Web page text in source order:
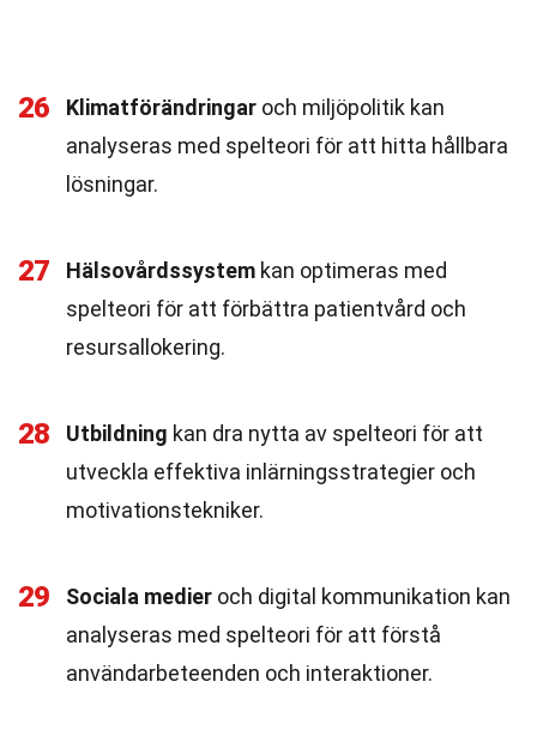
26 Klimatförändringar och miljöpolitik kan
analyseras med spelteori för att hitta hållbara
lösningar.
27 Hälsovårdssystem kan optimeras med
spelteori för att förbättra patientvård och
resursallokering.
28 Utbildning kan dra nytta av spelteori för att
utveckla effektiva inlärningsstrategier och
motivationstekniker.
29 Sociala medier och digital kommunikation kan
analyseras med spelteori för att förstå
användarbeteenden och interaktioner.